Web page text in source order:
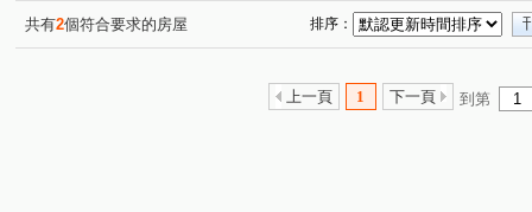
共有2個符合要求的房屋 排序：
上一頁 1 下一頁 到第